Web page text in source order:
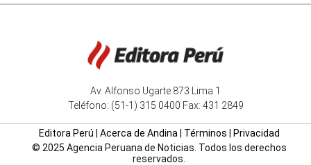
Av. Alfonso Ugarte 873 Lima 1
Teléfono: (51-1) 315 0400 Fax: 431 2849
Editora Perú Acerca de Andina Términos
Privacidad
© 2025 Agencia Peruana de Noticias. Todos los derechos
reservados.